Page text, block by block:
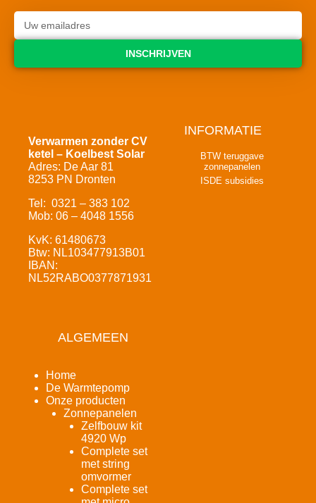
INSCHRIJVEN
Verwarmen zonder CV
ketel – Koelbest Solar
Adres: De Aar 81
8253 PN Dronten
Tel: 0321 – 383 102
Mob: 06 – 4048 1556
KvK: 61480673
Btw: NL103477913B01
IBAN:
NL52RABO0377871931
INFORMATIE
BTW teruggave
zonnepanelen
ISDE subsidies
ALGEMEEN
Home
De Warmtepomp
Onze producten
Zonnepanelen
Zelfbouw kit
4920 Wp
Complete set
met string
omvormer
Complete set